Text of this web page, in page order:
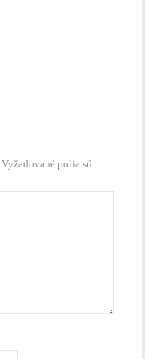
Vyžadované polia sú